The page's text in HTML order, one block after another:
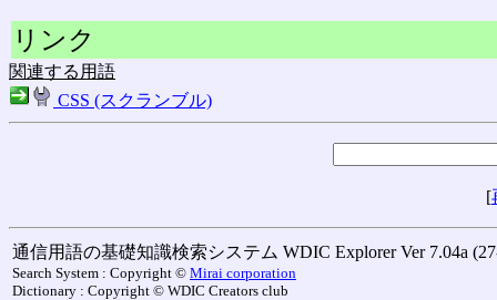
リンク
関連する用語
CSS (スクランブル)
[
通信用語の基礎知識検索システム WDIC Explorer Ver 7.04a
Search System : Copyright © Mirai corporation
Dictionary : Copyright © WDIC Creators club